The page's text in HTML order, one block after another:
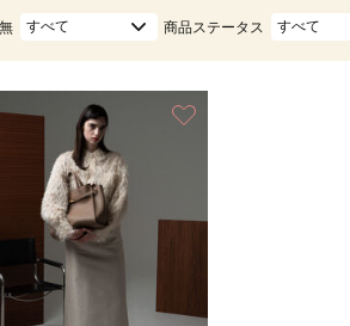
すべて 商品ステータス すべて